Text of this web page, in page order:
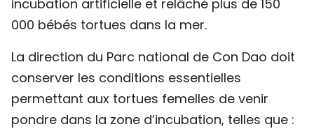
incubation artificielle et relâché plus de 150
000 bébés tortues dans la mer.
La direction du Parc national de Con Dao doit
conserver les conditions essentielles
permettant aux tortues femelles de venir
pondre dans la zone d’incubation, telles que :